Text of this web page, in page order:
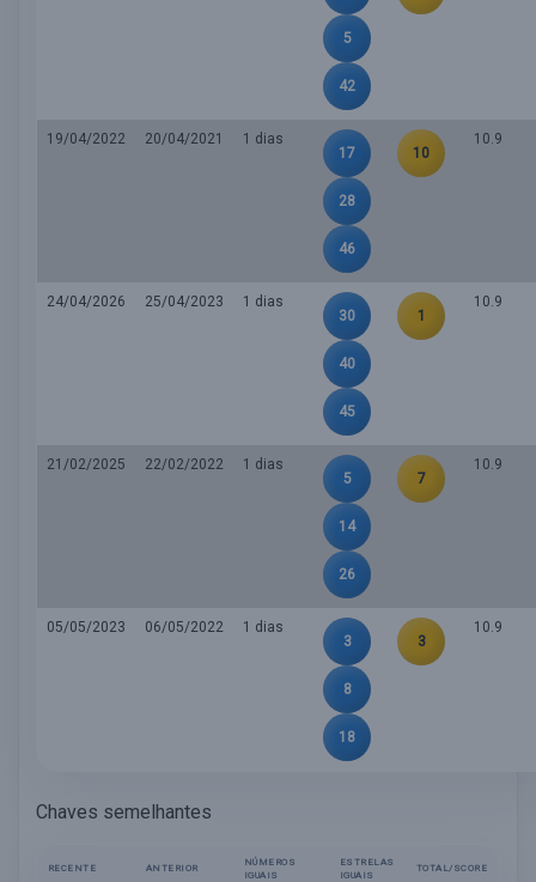
5
42
19/04/2022 20/04/2021
1 dias
17
28
46
10
10.9
24/04/2026 25/04/2023
1 dias
30
40
45
1
10.9
21/02/2025 22/02/2022
1 dias
5
14
26
7
10.9
05/05/2023 06/05/2022
1 dias
3
8
18
3
10.9
Chaves semelhantes
RECENTE ANTERIOR
NÚMEROS
IGUAIS
ESTRELAS
IGUAIS
TOTAL/SCORE